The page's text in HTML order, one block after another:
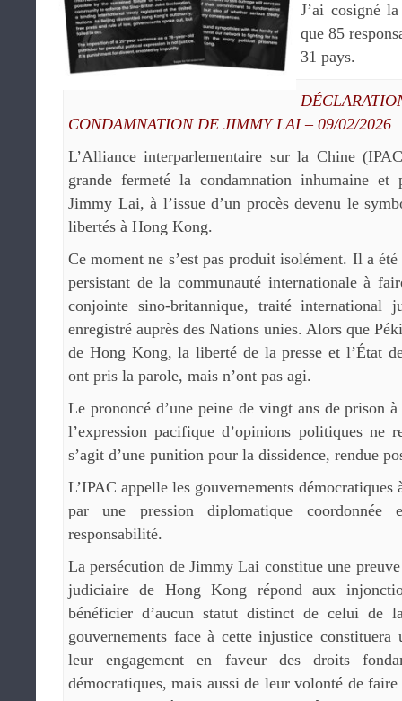
J’ai cosigné
que 85
31 pays.
CONDAMNATION DE JIMMY LAI – 09/02/2026
L’Alliance interparlementaire sur la Chine
grande fermeté la condamnation inhumaine et
Jimmy Lai, à l’issue d’un procès devenu le
libertés à Hong Kong.
Ce moment ne s’est pas produit isolément. Il a
persistant de la communauté internationale à
conjointe sino-britannique, traité international
enregistré auprès des Nations unies. Alors que
de Hong Kong, la liberté de la presse et l’État
ont pris la parole, mais n’ont pas agi.
Le prononcé d’une peine de vingt ans de prison
l’expression pacifique d’opinions politiques ne
s’agit d’une punition pour la dissidence, rendue
L’IPAC appelle les gouvernements démocratiques
par une pression diplomatique
responsabilité.
La persécution de Jimmy Lai constitue une
judiciaire de Hong Kong répond aux
bénéficier d’aucun statut distinct de celui de
gouvernements face à cette injustice constituera
leur engagement en faveur des droits
démocratiques, mais aussi de leur volonté de